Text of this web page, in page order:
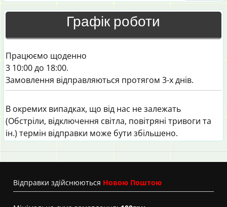
Графік роботи
Працюємо щоденно
3 10:00 до 18:00.
Замовлення відправляються протягом 3-х днів.
В окремих випадках, що від нас не залежать
(Обстріли, відключення світла, повітряні тривоги та
ін.) термін відправки може бути збільшено.
Вiдправки здійснюються Новою Поштою